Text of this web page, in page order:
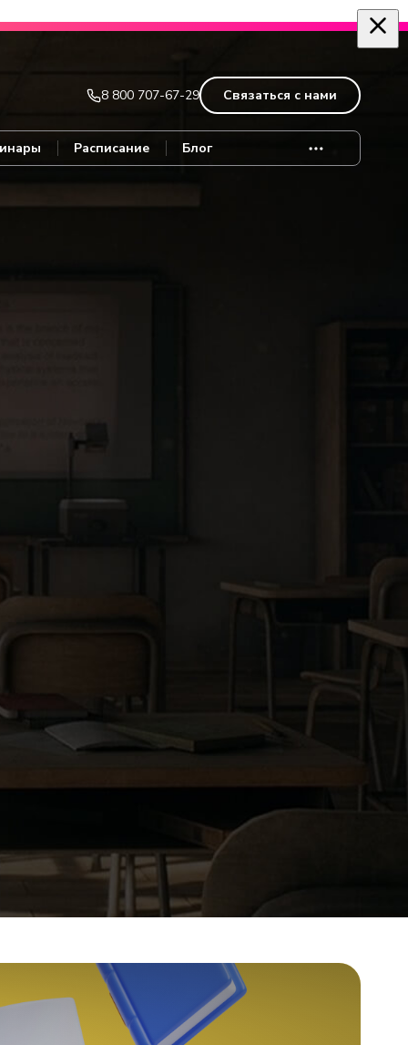
8 800 707-67-29 Связаться с нами
Расписание Блог